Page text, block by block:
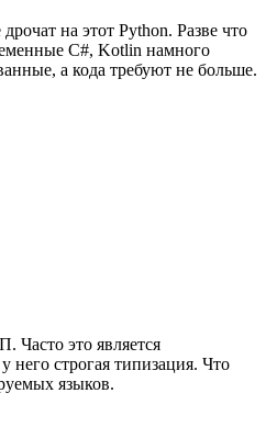
на этот Python. Разве что
C#, Kotlin намного
а кода требуют не больше.
Часто это является
него строгая типизация. Что
языков.